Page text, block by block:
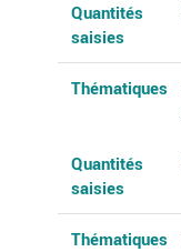
Quantités
saisies
Thématiques
Quantités
saisies
Thématiques